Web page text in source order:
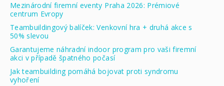
Mezinárodní firemní eventy Praha 2026: Prémiové
centrum Evropy
Teambuildingový balíček: Venkovní hra + druhá akce s
50% slevou
Garantujeme náhradní indoor program pro vaši firemní
akci v případě špatného počasí
Jak teambuilding pomáhá bojovat proti syndromu
vyhoření